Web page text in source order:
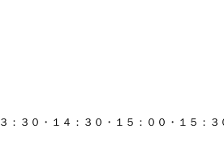
：３０・１４：３０・１５：００・１５：３